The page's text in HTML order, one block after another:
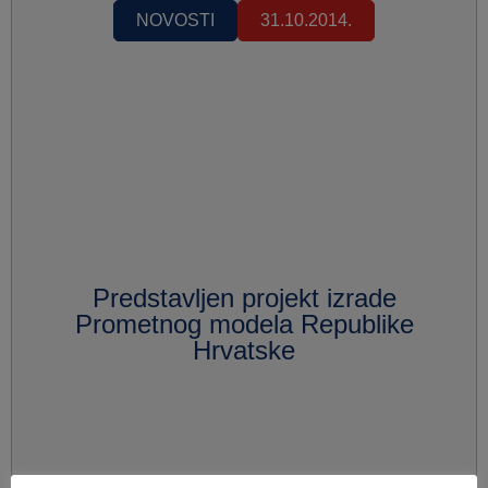
NOVOSTI 31.10.2014.
Predstavljen projekt izrade
Prometnog modela Republike
Hrvatske